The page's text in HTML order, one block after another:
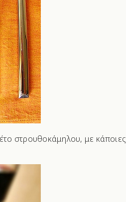
στρουθοκάμηλου, με κάποιες